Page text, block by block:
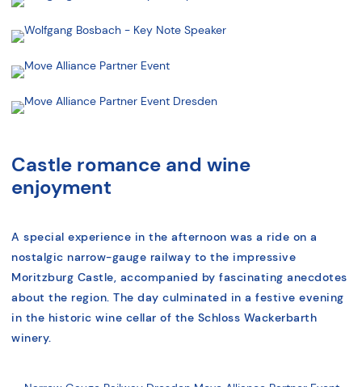
Castle romance and wine
enjoyment
A special experience in the afternoon was a ride on a
nostalgic narrow-gauge railway to the impressive
Moritzburg Castle, accompanied by fascinating anecdotes
about the region. The day culminated in a festive evening
in the historic wine cellar of the Schloss Wackerbarth
winery.